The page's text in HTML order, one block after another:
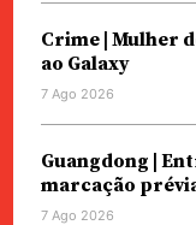
Crime | Mulher
ao Galaxy
7 Ago 2026
Guangdong |
marcação
7 Ago 2026